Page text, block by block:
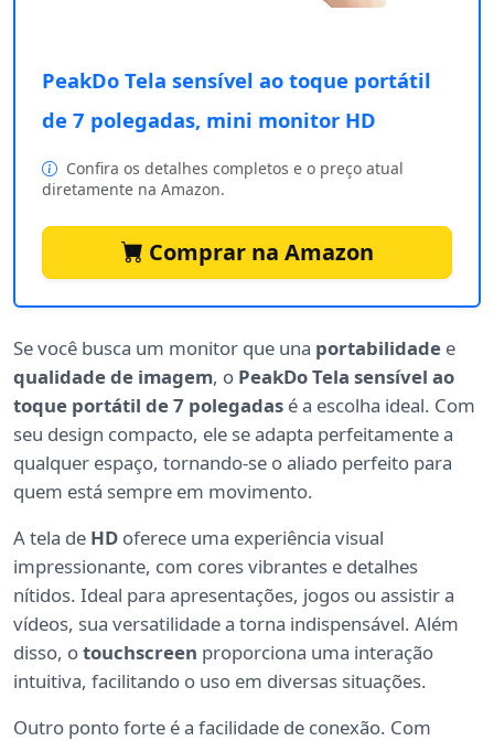
PeakDo Tela sensível ao toque portátil
de 7 polegadas, mini monitor HD
Confira os detalhes completos e o preço atual
diretamente na Amazon.
Comprar na Amazon
Se você busca um monitor que una portabilidade e
qualidade de imagem, o PeakDo Tela sensível ao
toque portátil de 7 polegadas é a escolha ideal. Com
seu design compacto, ele se adapta perfeitamente a
qualquer espaço, tornando-se o aliado perfeito para
quem está sempre em movimento.
A tela de HD oferece uma experiência visual
impressionante, com cores vibrantes e detalhes
nítidos. Ideal para apresentações, jogos ou assistir a
vídeos, sua versatilidade a torna indispensável. Além
disso, otouchscreen proporciona uma interação
intuitiva, facilitando o uso em diversas situações.
Outro ponto forte é a facilidade de conexão. Com